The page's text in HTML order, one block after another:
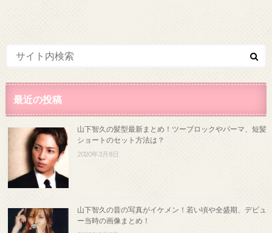
最近の投稿
山下智久の髪型最新まとめ！ツーブロックやパーマ、短髪
ショートのセット方法は？
2020年3月8日
山下智久の昔の写真がイケメン！若い頃や全盛期、デビュ
ー当時の画像まとめ！